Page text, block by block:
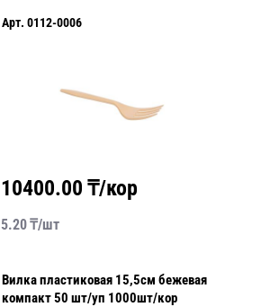
Арт. 0112-0006
10400.00 ₸/кор
5.20₸/шт
Вилка пластиковая 15,5см бежевая
компакт 50 шт/уп 1000шт/кор